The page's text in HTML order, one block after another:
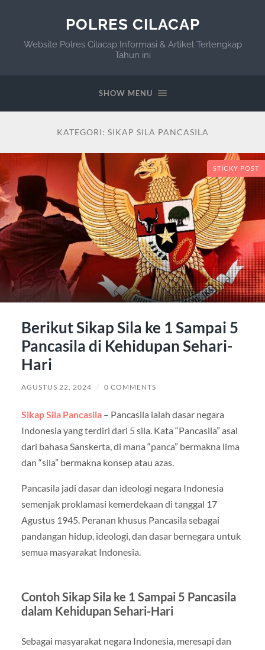
POLRES CILACAP
Website Polres Cilacap Informasi & Artikel Terlengkap
Tahun ini
SHOW MENU
KATEGORI: SIKAP SILA PANCASILA
STICKY POST
Berikut Sikap Sila ke 1 Sampai 5
Pancasila di Kehidupan Sehari-
Hari
AGUSTUS 22, 2024 / 0 COMMENTS
Sikap Sila Pancasila – Pancasila ialah dasar negara
Indonesia yang terdiri dari 5 sila. Kata “Pancasila” asal
dari bahasa Sanskerta, di mana “panca” bermakna lima
dan “sila” bermakna konsep atau azas.
Pancasila jadi dasar dan ideologi negara Indonesia
semenjak proklamasi kemerdekaan di tanggal 17
Agustus 1945. Peranan khusus Pancasila sebagai
pandangan hidup, ideologi, dan dasar bernegara untuk
semua masyarakat Indonesia.
Contoh Sikap Sila ke 1 Sampai 5 Pancasila
dalam Kehidupan Sehari-Hari
Sebagai masyarakat negara Indonesia, meresapi dan